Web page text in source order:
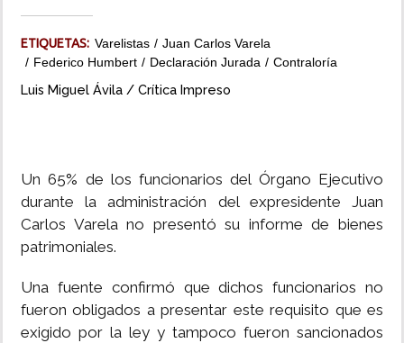
ETIQUETAS: Varelistas
Juan Carlos Varela
Federico Humbert
Declaración Jurada Contraloría
Luis Miguel Ávila / Crítica Impreso
Un 65% de los funcionarios del Órgano Ejecutivo
durante la administración del expresidente Juan
Carlos Varela no presentó su informe de bienes
patrimoniales.
Una fuente confirmó que dichos funcionarios no
fueron obligados a presentar este requisito que es
exigido por la ley y tampoco fueron sancionados